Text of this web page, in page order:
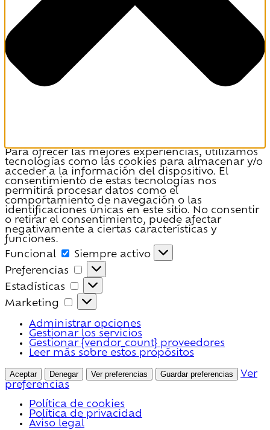
Para ofrecer las mejores experiencias, utilizamos
tecnologías como las cookies para almacenar y/o
acceder a la información del dispositivo. El
consentimiento de estas tecnologías nos
permitirá procesar datos como el
comportamiento de navegación o las
identificaciones únicas en este sitio. No consentir
o retirar el consentimiento, puede afectar
negativamente a ciertas características y
funciones.
Funcional
Funcional
Siempre activo
Preferencias
Preferencias
Estadísticas
Estadísticas
Marketing
Marketing
Administrar opciones
Gestionar los servicios
Gestionar {vendor_count} proveedores
Leer más sobre estos propósitos
Aceptar Denegar Ver preferencias Guardar preferencias
Ver
preferencias
Política de cookies
Política de privacidad
Aviso legal